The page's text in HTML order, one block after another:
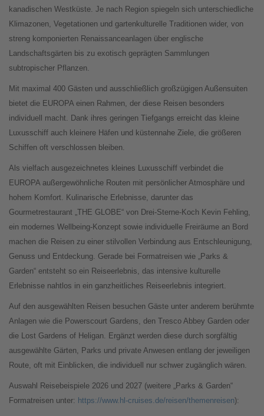
kanadischen Westküste. Je nach Region spiegeln sich unterschiedliche
Klimazonen, Vegetationen und gartenkulturelle Traditionen wider, von
streng komponierten Renaissanceanlagen über englische
Landschaftsgärten bis zu exotisch geprägten Sammlungen
subtropischer Pflanzen.
Mit maximal 400 Gästen und ausschließlich großzügigen Außensuiten
bietet die EUROPA einen Rahmen, der diese Reisen besonders
individuell macht. Dank ihres geringen Tiefgangs erreicht das kleine
Luxusschiff auch kleinere Häfen und küstennahe Ziele, die größeren
Schiffen oft verschlossen bleiben.
Als vielfach ausgezeichnetes kleines Luxusschiff verbindet die
EUROPA außergewöhnliche Routen mit persönlicher Atmosphäre und
hohem Komfort. Kulinarische Erlebnisse, darunter das
Gourmetrestaurant „THE GLOBE“ von Drei-Sterne-Koch Kevin Fehling,
ein modernes Wellbeing-Konzept sowie individuelle Freiräume an Bord
machen die Reisen zu einer stilvollen Verbindung aus Entschleunigung,
Genuss und Entdeckung. Gerade bei Formatreisen wie „Parks &
Garden“ entsteht so ein Reiseerlebnis, das intensive kulturelle
Erlebnisse nahtlos in ein ganzheitliches Reiseerlebnis integriert.
Auf den ausgewählten Reisen besuchen Gäste unter anderem berühmte
Anlagen wie die Powerscourt Gardens, den Tresco Abbey Garden oder
die Lost Gardens of Heligan. Ergänzt werden diese durch sorgfältig
ausgewählte Gärten, Parks und private Anwesen entlang der jeweiligen
Route, oft mit Einblicken, die individuell nur schwer zugänglich wären.
Auswahl Reisebeispiele 2026 und 2027 (weitere „Parks & Garden“
Formatreisen unter: https://www.hl-cruises.de/reisen/themenreisen):